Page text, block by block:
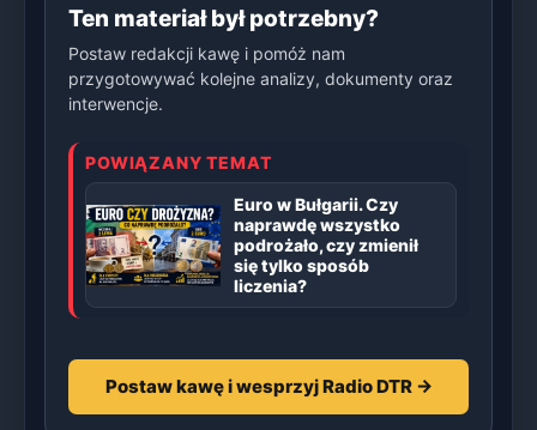
Ten materiał był potrzebny?
Postaw redakcji kawę i pomóż nam
przygotowywać kolejne analizy, dokumenty oraz
interwencje.
POWIĄZANY TEMAT
Euro w Bułgarii. Czy
naprawdę wszystko
podrożało, czy zmienił
się tylko sposób
liczenia?
Postaw kawę i wesprzyj Radio DTR →